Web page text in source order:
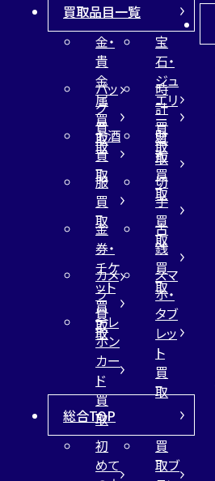
買取品目一覧
金・
貴
金
属
買
取
宝
石・
ジュ
エリ
ー
買
取
バッ
グ
買
取
時
計
買
取
お酒
買
取
財
布
買
取
服
買
取
切
手
買
取
金
券・
チケ
ット
買
取
古
銭
買
取
カメ
ラ
買
取
スマ
ホ・
タブ
レッ
ト
買
取
テレ
ホン
カー
ド
買
取
総合TOP
初
めて
買
取ブ